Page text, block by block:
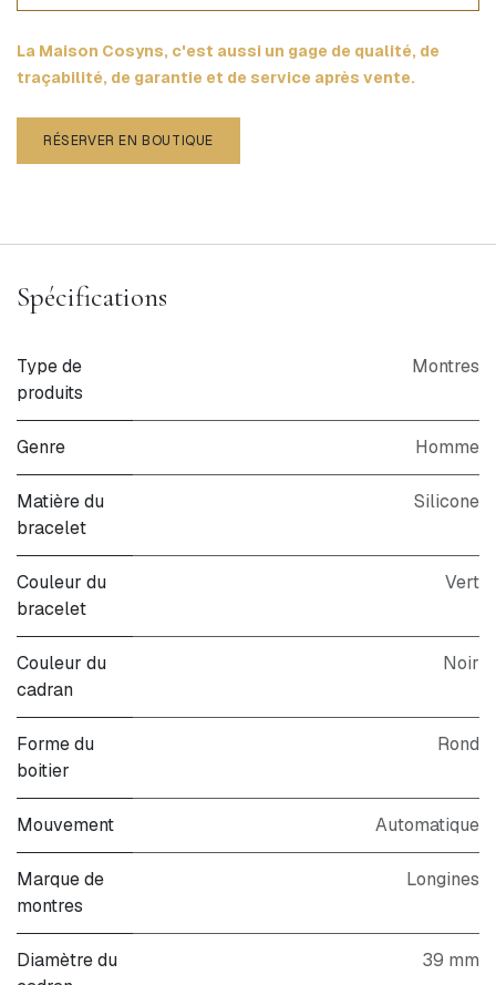
La Maison Cosyns, c'est aussi un gage de qualité, de
traçabilité, de garantie et de service après vente.
RÉSERVER EN BOUTIQUE
Spécifications
Type de
produits
Montres
Genre Homme
Matière du
bracelet
Silicone
Couleur du
bracelet
Vert
Couleur du
cadran
Noir
Forme du
boitier
Rond
Mouvement Automatique
Marque de
montres
Longines
Diamètre du
39 mm